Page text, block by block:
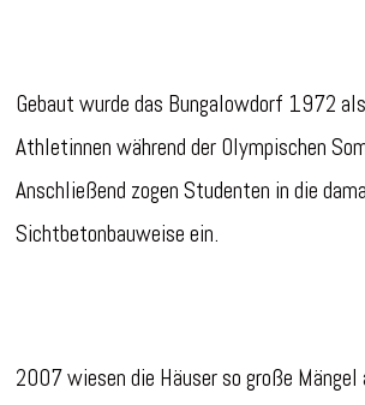
Gebaut wurde das Bungalowdorf 1972
Athletinnen während der Olympischen
Anschließend zogen Studenten in die
Sichtbetonbauweise ein.
2007 wiesen die Häuser so große